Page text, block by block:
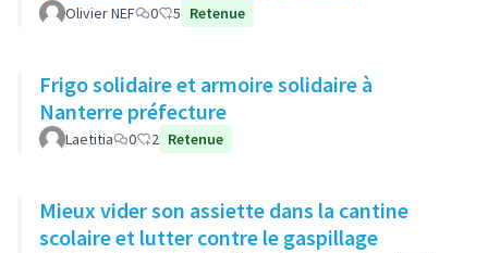
Olivier NEF 0 5 Retenue
Frigo solidaire et armoire solidaire à
Nanterre préfecture
Laetitia 0 2 Retenue
Mieux vider son assiette dans la cantine
scolaire et lutter contre le gaspillage